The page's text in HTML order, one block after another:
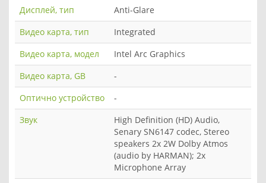
Дисплей, тип
Anti-Glare
Видео карта, тип
Integrated
Видео карта, модел
Intel Arc Graphics
Видео карта, GB
-
Оптично устройство
-
Звук
High Definition (HD) Audio,
Senary SN6147 codec, Stereo
speakers 2x 2W Dolby Atmos
(audio by HARMAN); 2x
Microphone Array